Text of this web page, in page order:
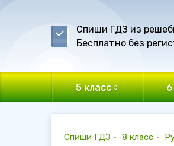
Спиши ГДЗ из
Бесплатно без
5 класс 6
Спиши ГДЗ • 8 класс •